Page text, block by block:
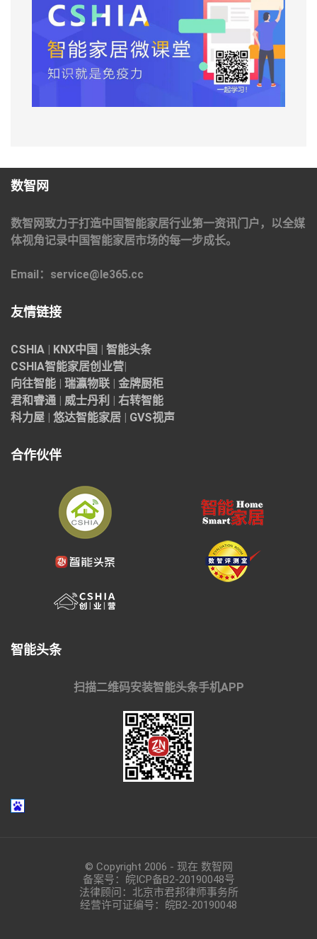
数智网
数智网致力于打造中国智能家居行业第一资讯门户，以全媒
体视角记录中国智能家居市场的每一步成长。
Email：service@le365.cc
友情链接
CSHIA KNX中国
智能头条
CSHIA智能家居创业营
向往智能
瑞瀛物联
金牌厨柜
君和睿通
威士丹利
右转智能
科力屋
悠达智能家居 GVS视声
合作伙伴
智能头条
扫描二维码安装智能头条手机APP
© Copyright 2006 - 现在 数智网
备案号： 皖ICP备B2-20190048号
法律顾问：北京市君邦律师事务所
经营许可证编号：皖B2-20190048